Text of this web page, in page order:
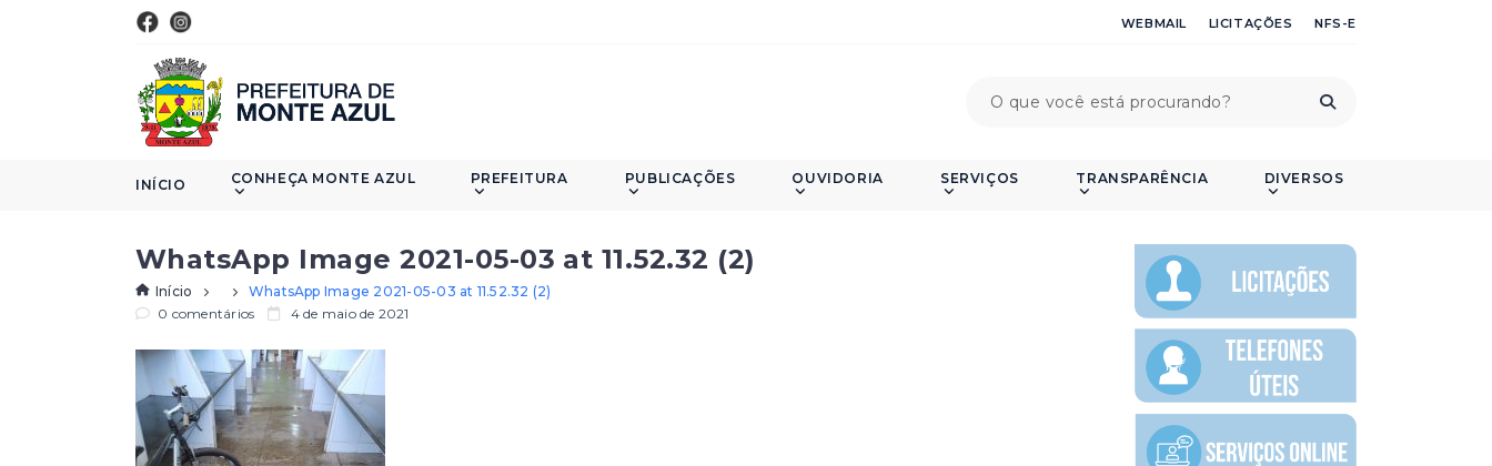
WEBMAIL LICITAÇÕES NFS-E
INÍCIO CONHEÇA MONTE AZUL PREFEITURA PUBLICAÇÕES OUVIDORIA SERVIÇOS TRANSPARÊNCIA DIVERSOS
WhatsApp Image 2021-05-03 at 11.52.32 (2)
Início
WhatsApp Image 2021-05-03 at 11.52.32 (2)
0 comentários
4 de maio de 2021